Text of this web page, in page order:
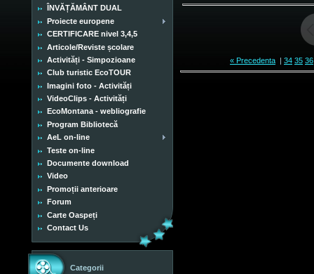
ÎNVĂȚĂMÂNT DUAL
Proiecte europene
CERTIFICARE nivel 3,4,5
Articole/Reviste școlare
Activități - Simpozioane
Club turistic EcoTOUR
Imagini foto - Activități
VideoClips - Activități
EcoMontana - webliografie
Program Bibliotecă
AeL on-line
Teste on-line
Documente download
Video
Promoții anterioare
Forum
Carte Oaspeți
Contact Us
Categorii
« Precedenta | 34 35 36